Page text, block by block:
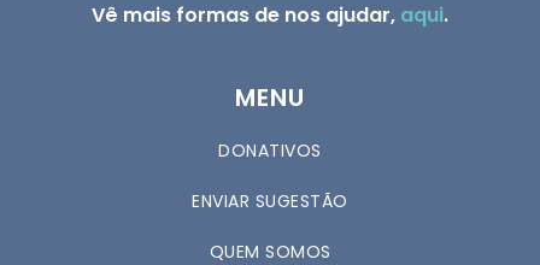
Vê mais formas de nos ajudar, aqui.
MENU
DONATIVOS
ENVIAR SUGESTÃO
QUEM SOMOS